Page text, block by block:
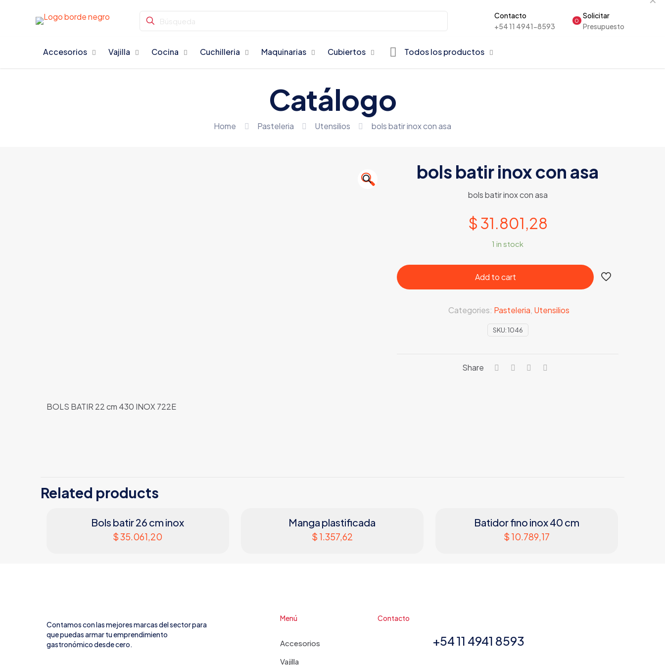
Contacto
+54 11 4941-8593
0
Solicitar
Presupuesto
Accesorios Vajilla Cocina Cuchilleria Maquinarias Cubiertos Todos los productos
Catálogo
Home Pasteleria Utensilios bols batir inox con asa
🔍 bols batir inox con asa
bols batir inox con asa
$ 31.801,28
1 in stock
Add to cart
SKU:1046
Categories: Pasteleria Utensilios
Share
BOLS BATIR 22 cm 430 INOX 722E
Related products
Bols batir 26 cm inox
$35.061,20
Manga plastificada
$ 1.357,62
Batidor fino inox 40 cm
$ 10.789,17
Contamos con las mejores marcas del sector para
que puedas armar tu emprendimiento
gastronómico desde cero.
Menú
Accesorios
Vajilla
Contacto
+54 11 4941 8593